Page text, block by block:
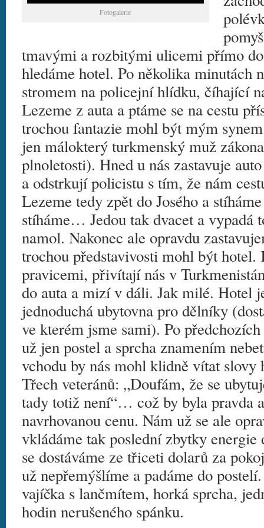
Fotogalerie
tmavými a rozbitými ulicemi přímo do
hledáme hotel. Po několika minutách
stromem na policejní hlídku, číhající
Lezeme z auta a ptáme se na cestu
trochou fantazie mohl být mým
jen málokterý turkmenský muž
plnoletosti). Hned u nás zastavuje
a odstrkují policistu s tím, že nám
Lezeme tedy zpět do Josého a
stíháme… Jedou tak dvacet a vypadá
namol. Nakonec ale opravdu
trochou představivosti mohl být hotel.
pravicemi, přivítají nás v
do auta a mizí v dáli. Jak milé. Hotel
jednoduchá ubytovna pro dělníky
ve kterém jsme sami). Po
už jen postel a sprcha znamením
vchodu by nás mohl klidně vítat slovy
Třech veteránů: „Doufám, že se
tady totiž není“… což by byla pravda
navrhovanou cenu. Nám už se ale
vkládáme tak poslední zbytky
se dostáváme ze třiceti dolarů za
už nepřemýšlíme a padáme do
vajíčka s lančmítem, horká sprcha,
hodin nerušeného spánku.